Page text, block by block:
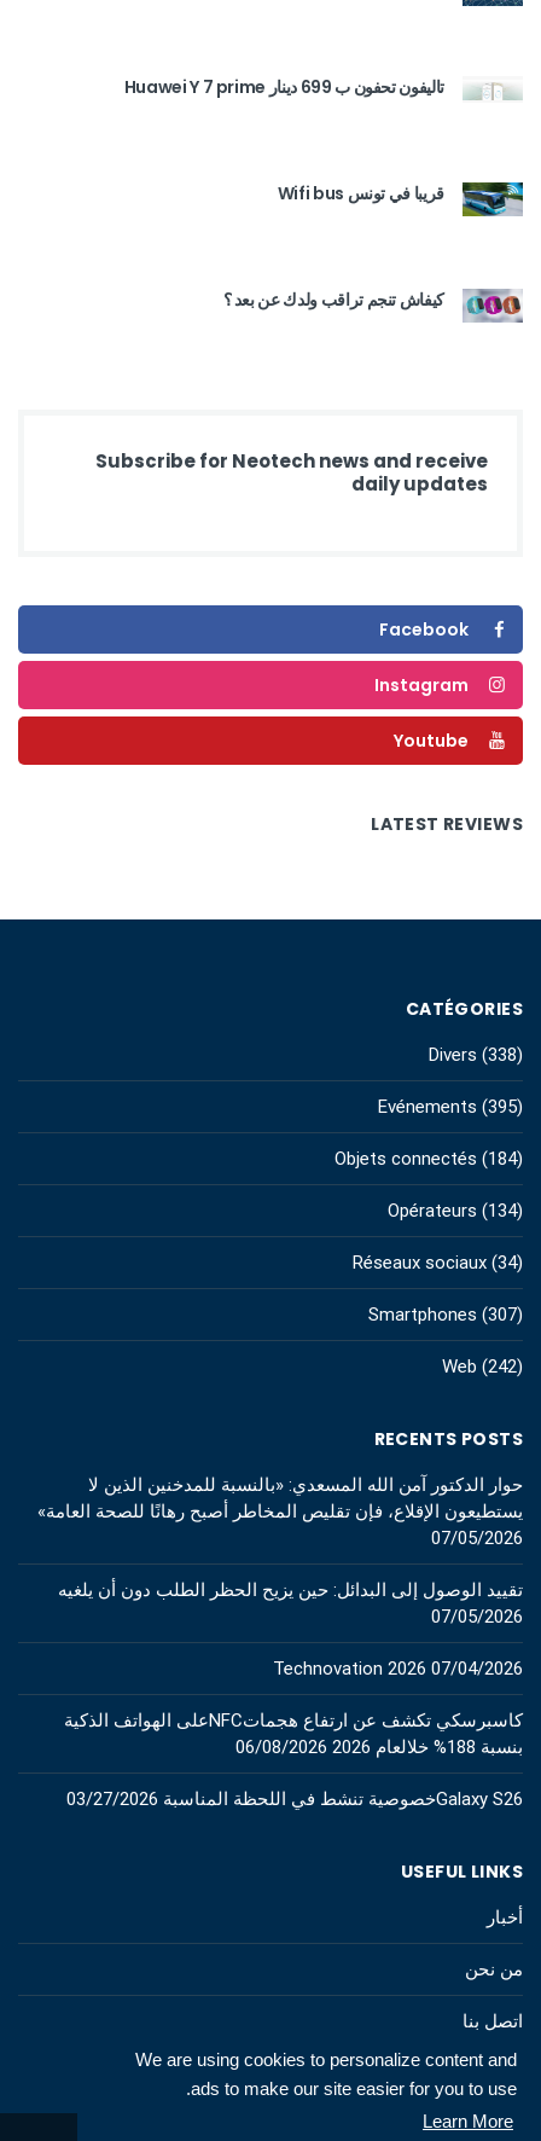
We are using cookies to personalize content and
ads to make our site easier for you to use.
Learn More
تاليفون تحفون ب 699 دينار Huawei Y 7 prime
قريبا في تونس Wifi bus
كيفاش تنجم تراقب ولدك عن بعد ؟
Subscribe for Neotech news and receive
daily updates
Facebook
Instagram
Youtube
LATEST REVIEWS
CATÉGORIES
Divers (338)
Evénements (395)
Objets connectés (184)
Opérateurs (134)
Réseaux sociaux (34)
Smartphones (307)
Web (242)
RECENTS POSTS
حوار الدكتور آمن الله المسعدي: «بالنسبة للمدخنين الذين لا
يستطيعون الإقلاع، فإن تقليص المخاطر أصبح رهانًا للصحة العامة»
07/05/2026
تقييد الوصول إلى البدائل: حين يزيح الحظر الطلب دون أن يلغيه
07/05/2026
Technovation 2026 07/04/2026
كاسبرسكي تكشف عن ارتفاع هجماتNFCعلى الهواتف الذكية
بنسبة 188% خلالعام 2026
06/08/2026
Galaxy S26خصوصية تنشط في اللحظة المناسبة 03/27/2026
USEFUL LINKS
أخبار
من نحن
اتصل بنا